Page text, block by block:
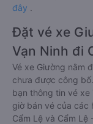
đây .
Đặt vé xe
Vạn Ninh đi
Vé xe Giường nằm
chưa được công
bạn thông tin vé xe
giờ bán vé của các
Cẩm Lệ và Cẩm